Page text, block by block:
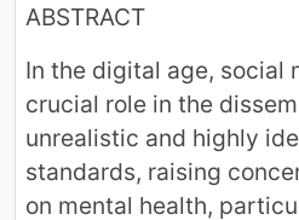
ABSTRACT
In the digital age, social
crucial role in the
unrealistic and highly
standards, raising
on mental health,